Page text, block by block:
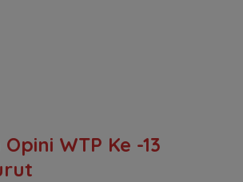
WTP Ke -13